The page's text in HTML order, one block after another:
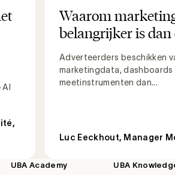
,
Waarom
belangrijker is dan
Adverteerders beschikken
marketingdata, dashboards
meetinstrumenten dan...
Luc Eeckhout, Manager
UBA Academy UBA